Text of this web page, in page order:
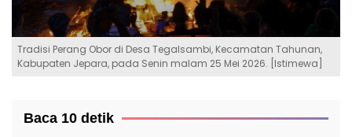
Tradisi Perang Obor di Desa Tegalsambi, Kecamatan Tahunan,
Kabupaten Jepara, pada Senin malam 25 Mei 2026. [Istimewa]
Baca 10 detik